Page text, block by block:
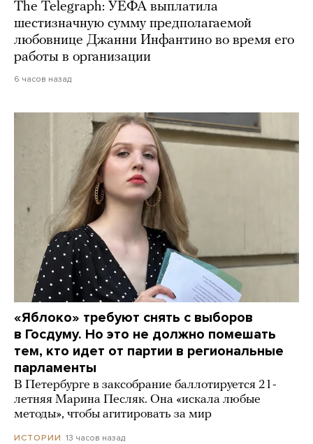
The Telegraph: УЕФА выплатила
шестизначную сумму предполагаемой
любовнице Джанни Инфантино во время его
работы в организации
6 часов назад
«Яблоко» требуют снять с выборов
в Госдуму. Но это не должно помешать
тем, кто идет от партии в региональные
парламенты
В Петербурге в заксобрание баллотируется 21-
летняя Марина Песляк. Она «искала любые
методы», чтобы агитировать за мир
ИСТОРИИ 13 часов назад